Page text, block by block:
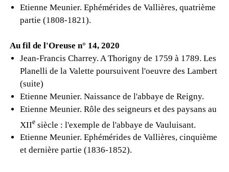
Etienne Meunier. Ephémérides de Vallières, quatrième
partie (1808-1821).
Au fil de l'Oreuse n° 14, 2020
Jean-Francis Charrey. A Thorigny de 1759 à 1789. Les
Planelli de la Valette poursuivent l'oeuvre des Lambert
(suite)
Etienne Meunier. Naissance de l'abbaye de Reigny.
Etienne Meunier. Rôle des seigneurs et des paysans au
XIIesiècle : l'exemple de l'abbaye de Vauluisant.
Etienne Meunier. Ephémérides de Vallières, cinquième
et dernière partie (1836-1852).